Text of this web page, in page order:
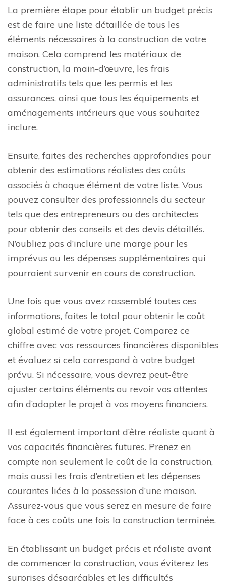
La première étape pour établir un budget précis
est de faire une liste détaillée de tous les
éléments nécessaires à la construction de votre
maison. Cela comprend les matériaux de
construction, la main-d’œuvre, les frais
administratifs tels que les permis et les
assurances, ainsi que tous les équipements et
aménagements intérieurs que vous souhaitez
inclure.
Ensuite, faites des recherches approfondies pour
obtenir des estimations réalistes des coûts
associés à chaque élément de votre liste. Vous
pouvez consulter des professionnels du secteur
tels que des entrepreneurs ou des architectes
pour obtenir des conseils et des devis détaillés.
N’oubliez pas d’inclure une marge pour les
imprévus ou les dépenses supplémentaires qui
pourraient survenir en cours de construction.
Une fois que vous avez rassemblé toutes ces
informations, faites le total pour obtenir le coût
global estimé de votre projet. Comparez ce
chiffre avec vos ressources financières disponibles
et évaluez si cela correspond à votre budget
prévu. Si nécessaire, vous devrez peut-être
ajuster certains éléments ou revoir vos attentes
afin d’adapter le projet à vos moyens financiers.
Il est également important d’être réaliste quant à
vos capacités financières futures. Prenez en
compte non seulement le coût de la construction,
mais aussi les frais d’entretien et les dépenses
courantes liées à la possession d’une maison.
Assurez-vous que vous serez en mesure de faire
face à ces coûts une fois la construction terminée.
En établissant un budget précis et réaliste avant
de commencer la construction, vous éviterez les
surprises désagréables et les difficultés